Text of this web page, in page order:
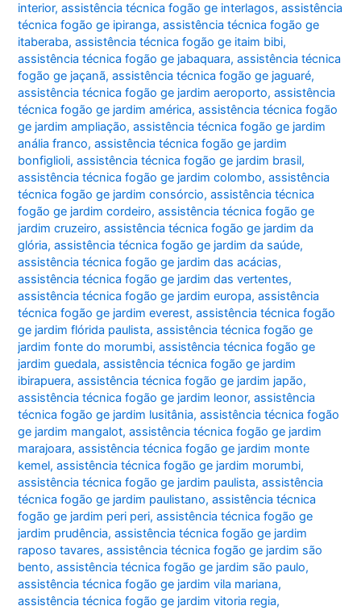
interior,assistência técnica fogão ge interlagos,assistência
técnica fogão ge ipiranga,assistência técnica fogão ge
itaberaba,assistência técnica fogão ge itaim bibi,
assistência técnica fogão ge jabaquara,assistência técnica
fogão ge jaçanã,assistência técnica fogão ge jaguaré,
assistência técnica fogão ge jardim aeroporto,assistência
técnica fogão ge jardim américa,assistência técnica fogão
ge jardim ampliação,assistência técnica fogão ge jardim
anália franco,assistência técnica fogão ge jardim
bonfiglioli,assistência técnica fogão ge jardim brasil,
assistência técnica fogão ge jardim colombo,assistência
técnica fogão ge jardim consórcio,assistência técnica
fogão ge jardim cordeiro,assistência técnica fogão ge
jardim cruzeiro,assistência técnica fogão ge jardim da
glória,assistência técnica fogão ge jardim da saúde,
assistência técnica fogão ge jardim das acácias,
assistência técnica fogão ge jardim das vertentes,
assistência técnica fogão ge jardim europa,assistência
técnica fogão ge jardim everest,assistência técnica fogão
ge jardim flórida paulista,assistência técnica fogão ge
jardim fonte do morumbi,assistência técnica fogão ge
jardim guedala,assistência técnica fogão ge jardim
ibirapuera,assistência técnica fogão ge jardim japão,
assistência técnica fogão ge jardim leonor,assistência
técnica fogão ge jardim lusitânia,assistência técnica fogão
ge jardim mangalot,assistência técnica fogão ge jardim
marajoara,assistência técnica fogão ge jardim monte
kemel,assistência técnica fogão ge jardim morumbi,
assistência técnica fogão ge jardim paulista,assistência
técnica fogão ge jardim paulistano,assistência técnica
fogão ge jardim peri peri,assistência técnica fogão ge
jardim prudência,assistência técnica fogão ge jardim
raposo tavares,assistência técnica fogão ge jardim são
bento,assistência técnica fogão ge jardim são paulo,
assistência técnica fogão ge jardim vila mariana,
assistência técnica fogão ge jardim vitoria regia,